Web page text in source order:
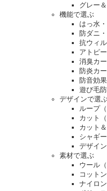
グレー
機能で選ぶ
はっ水
防ダニ
抗ウィ
アトピ
消臭カ
防炎カ
防音効
遊び毛
デザインで選ぶ
ループ
カット
カット
シャギ
デザイ
素材で選ぶ
ウール
コット
ナイロ